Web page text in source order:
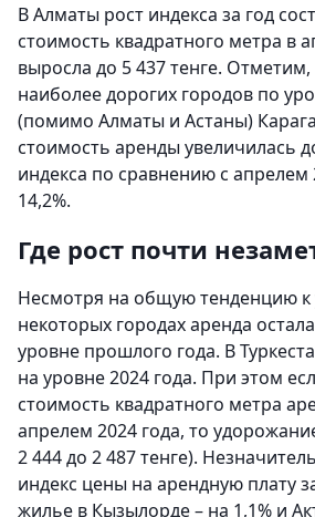
В Алматы рост индекса за год
стоимость квадратного метра в
выросла до 5 437 тенге.
наиболее дорогих городов по
(помимо Алматы и Астаны)
стоимость аренды увеличилась
индекса по сравнению с апрелем
14,2%.
Где рост почти
Несмотря на общую тенденцию
некоторых городах аренда
уровне прошлого года. В
на уровне 2024 года. При этом
стоимость квадратного метра
апрелем 2024 года, то
2 444 до 2 487 тенге).
индекс цены на арендную плату
жилье в Кызылорде – на 1,1% и